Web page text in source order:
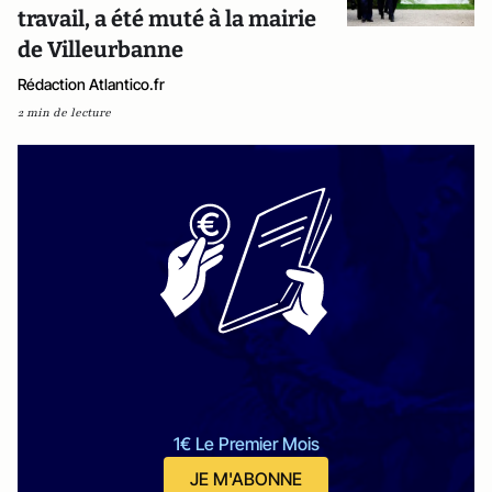
travail, a été muté à la mairie
de Villeurbanne
Rédaction Atlantico.fr
2 min de lecture
1€ Le Premier Mois
JE M'ABONNE